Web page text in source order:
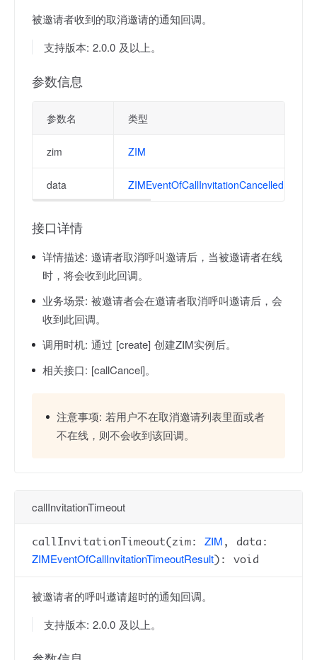
被邀请者收到的取消邀请的通知回调。
支持版本: 2.0.0 及以上。
参数信息
参数名 类型
zim ZIM
data ZIMEventOfCallInvitationCancelledResult
接口详情
详情描述: 邀请者取消呼叫邀请后，当被邀请者在线
时，将会收到此回调。
业务场景: 被邀请者会在邀请者取消呼叫邀请后，会
收到此回调。
调用时机: 通过 [create] 创建ZIM实例后。
相关接口: [callCancel]。
注意事项: 若用户不在取消邀请列表里面或者
不在线，则不会收到该回调。
callInvitationTimeout
callInvitationTimeout(zim: ZIM , data:
ZIMEventOfCallInvitationTimeoutResult): void
被邀请者的呼叫邀请超时的通知回调。
支持版本: 2.0.0 及以上。